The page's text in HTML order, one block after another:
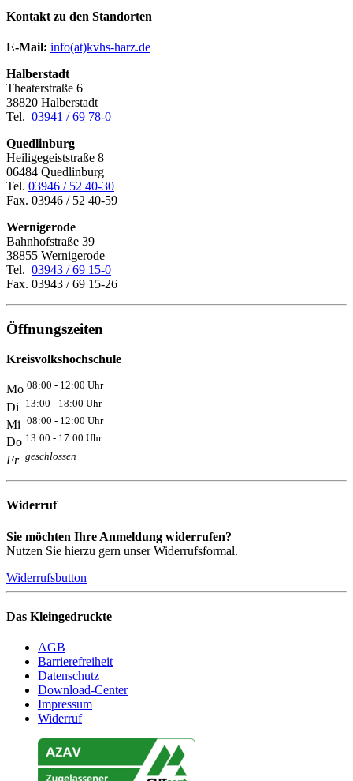
Kontakt zu den Standorten
E-Mail: info(at)kvhs-harz.de
Halberstadt
Theaterstraße 6
38820 Halberstadt
Tel. 03941 / 69 78-0
Quedlinburg
Heiligegeiststraße 8
06484 Quedlinburg
Tel. 03946 / 52 40-30
Fax. 03946 / 52 40-59
Wernigerode
Bahnhofstraße 39
38855 Wernigerode
Tel. 03943 / 69 15-0
Fax. 03943 / 69 15-26
Öffnungszeiten
Kreisvolkshochschule
Mo 08:00 - 12:00 Uhr
Di 13:00 - 18:00 Uhr
Mi 08:00 - 12:00 Uhr
Do 13:00 - 17:00 Uhr
Fr geschlossen
Widerruf
Sie möchten Ihre Anmeldung widerrufen?
Nutzen Sie hierzu gern unser Widerrufsformal.
Widerrufsbutton
Das Kleingedruckte
AGB
Barrierefreiheit
Datenschutz
Download-Center
Impressum
Widerruf